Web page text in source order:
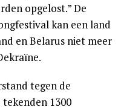
opgelost.” De
kan een land
en Belarus niet meer
tegen de
1300